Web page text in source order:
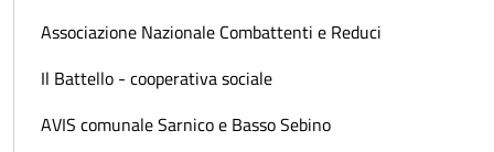
Associazione Nazionale Combattenti e Reduci
Il Battello - cooperativa sociale
AVIS comunale Sarnico e Basso Sebino